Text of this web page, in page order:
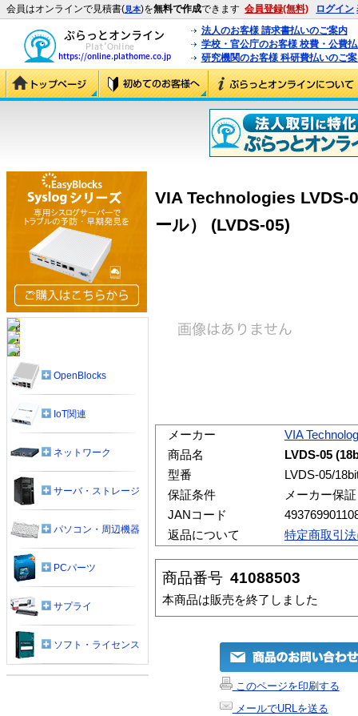
会員はオンラインで見積書(見本)を無料で作成できます 会員登録(無料) ログイン
法人のお客様 請求書払いのご案内
学校・官公庁のお客様 校費・公費
研究機関のお客様 科研費払いのご
VIA Technologies LVDS-
ール） (LVDS-05)
メーカー
VIA
商品名
LVDS-05
型番
LVDS-05/
保証条件
メーカー保証
JANコード
返品について
特定商取引
商品番号 41088503
本商品は販売を終了しました
このページを印刷する
メールでURLを送る
OpenBlocks
IoT関連
ネットワーク
サーバ・ストレージ
パソコン・周辺機器
PCパーツ
サプライ
ソフト・ライセンス